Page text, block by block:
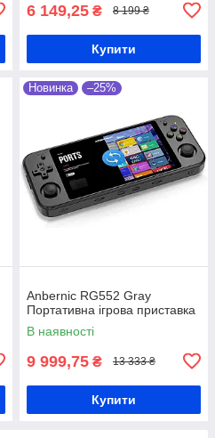
6 149,25 ₴ 8 199 ₴
Купити
Новинка –25%
Anbernic RG552 Gray
Портативна ігрова приставка
В наявності
9 999,75 ₴ 13 333 ₴
Купити